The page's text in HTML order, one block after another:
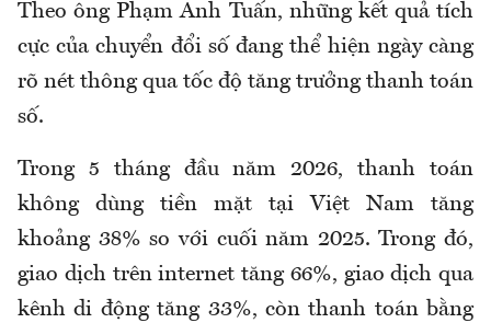
Theo ông Phạm Anh Tuấn, những kết quả tích
cực của chuyển đổi số đang thể hiện ngày càng
rõ nét thông qua tốc độ tăng trưởng thanh toán
số.
Trong 5 tháng đầu năm 2026, thanh toán
không dùng tiền mặt tại Việt Nam tăng
khoảng 38% so với cuối năm 2025. Trong đó,
giao dịch trên internet tăng 66%, giao dịch qua
kênh di động tăng 33%, còn thanh toán bằng